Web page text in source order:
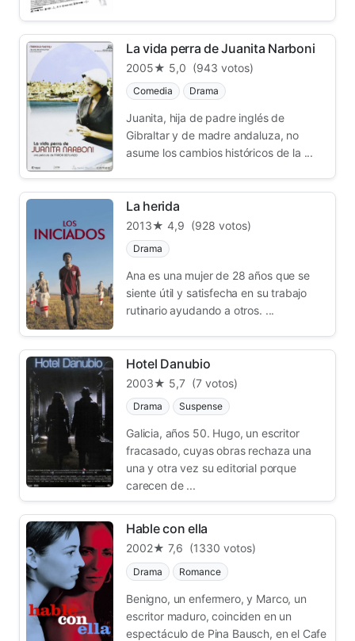
La vida perra de Juanita Narboni
2005★ 5,0 (943 votos)
Comedia Drama
Juanita, hija de padre inglés de
Gibraltar y de madre andaluza, no
asume los cambios históricos de la ...
La herida
2013★ 4,9 (928 votos)
Drama
Ana es una mujer de 28 años que se
siente útil y satisfecha en su trabajo
rutinario ayudando a otros. ...
Hotel Danubio
2003★ 5,7 (7 votos)
Drama Suspense
Galicia, años 50. Hugo, un escritor
fracasado, cuyas obras rechaza una
una y otra vez su editorial porque
carecen de ...
Hable con ella
2002★ 7,6 (1330 votos)
Drama Romance
Benigno, un enfermero, y Marco, un
escritor maduro, coinciden en un
espectáculo de Pina Bausch, en el Cafe